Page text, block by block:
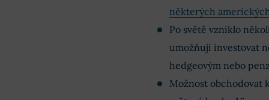
některých
Po světě vzniklo
umožňují investovat
hedgeovým nebo
Možnost obchodovat